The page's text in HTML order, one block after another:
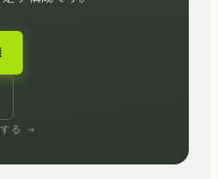
る →